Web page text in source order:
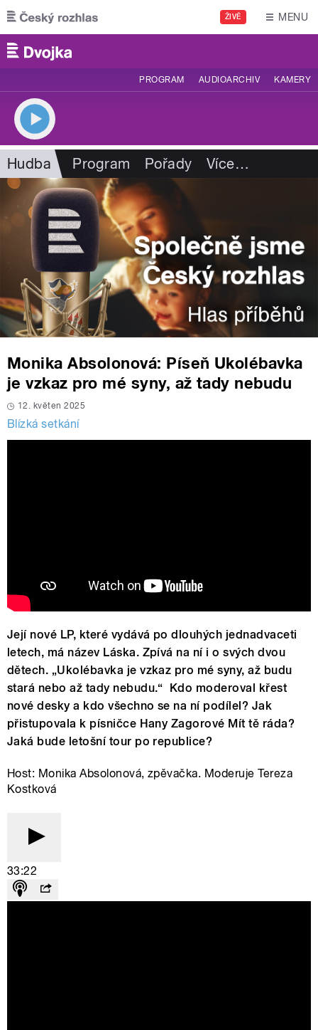
Přejít k hlavnímu obsahu
ŽIVĚ MENU
PROGRAM AUDIOARCHIV KAMERY
Hudba Program Pořady Více…
Monika Absolonová: Píseň Ukolébavka
je vzkaz pro mé syny, až tady nebudu
12. květen 2025
Blízká setkání
Její nové LP, které vydává po dlouhých jednadvaceti
letech, má název Láska. Zpívá na ní i o svých dvou
dětech. „Ukolébavka je vzkaz pro mé syny, až budu
stará nebo až tady nebudu.“ Kdo moderoval křest
nové desky a kdo všechno se na ní podílel? Jak
přistupovala k písničce Hany Zagorové Mít tě ráda?
Jaká bude letošní tour po republice?
Host: Monika Absolonová, zpěvačka. Moderuje Tereza
Kostková
33:22